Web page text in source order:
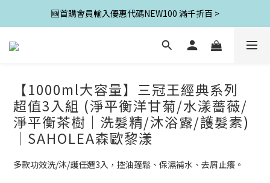
🆕首購會員輸入優惠代碼NEW100 滿千折百 >
【1000ml大容量】三冠王經典系列
超值3入組 (淨平衡洋甘菊/水漾薔薇/
淨平衡茶樹｜洗髮精/沐浴露/護髮素)
｜SAHOLEA森歐黎漾
多款功效洗/沐/護任選3入，控油蓬鬆、保濕補水、去屑止癢。